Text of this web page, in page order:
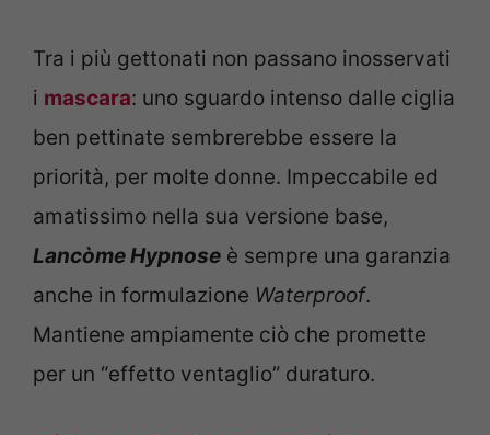
Tra i più gettonati non passano inosservati
i mascara: uno sguardo intenso dalle ciglia
ben pettinate sembrerebbe essere la
priorità, per molte donne. Impeccabile ed
amatissimo nella sua versione base,
Lancòme Hypnose è sempre una garanzia
anche in formulazione Waterproof.
Mantiene ampiamente ciò che promette
per un “effetto ventaglio” duraturo.